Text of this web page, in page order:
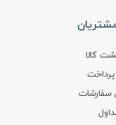
کالا
سفارشات